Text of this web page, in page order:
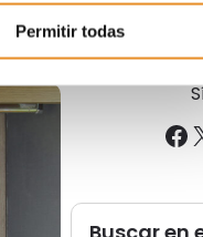
Permitir todas